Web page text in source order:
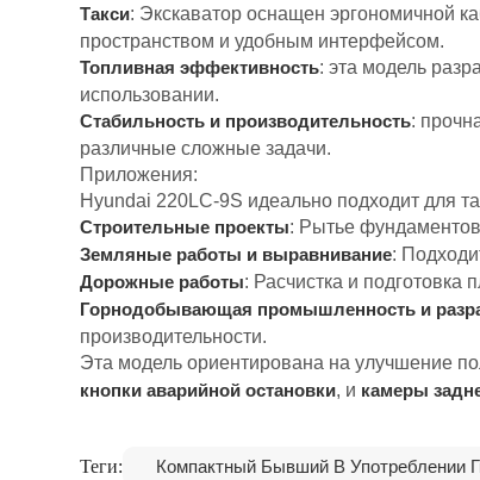
Такси: Экскаватор оснащен эргономичной
пространством и удобным интерфейсом.
Топливная эффективность: эта модель
использовании.
Стабильность и производительность:
различные сложные задачи.
Приложения:
Hyundai 220LC-9S идеально подходит для
Строительные проекты: Рытье
Земляные работы и выравнивание:
Дорожные работы: Расчистка и подготовка
Горнодобывающая промышленность и
производительности.
Эта модель ориентирована на улучшение
кнопки аварийной остановки , и камеры
Теги: Компактный Бывший В Употреблении